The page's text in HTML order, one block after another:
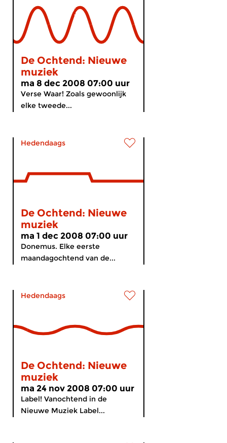
De Ochtend: Nieuwe
muziek
ma 8 dec 2008 07:00 uur
Verse Waar! Zoals gewoonlijk
elke tweede...
Hedendaags
De Ochtend: Nieuwe
muziek
ma 1 dec 2008 07:00 uur
Donemus. Elke eerste
maandagochtend van de...
Hedendaags
De Ochtend: Nieuwe
muziek
ma 24 nov 2008 07:00 uur
Label! Vanochtend in de
Nieuwe Muziek Label...